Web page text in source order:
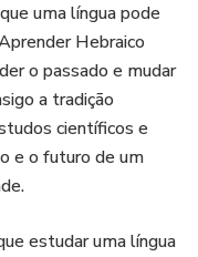
uma língua pode
Hebraico
o passado e mudar
a tradição
científicos e
e o futuro de um
estudar uma língua